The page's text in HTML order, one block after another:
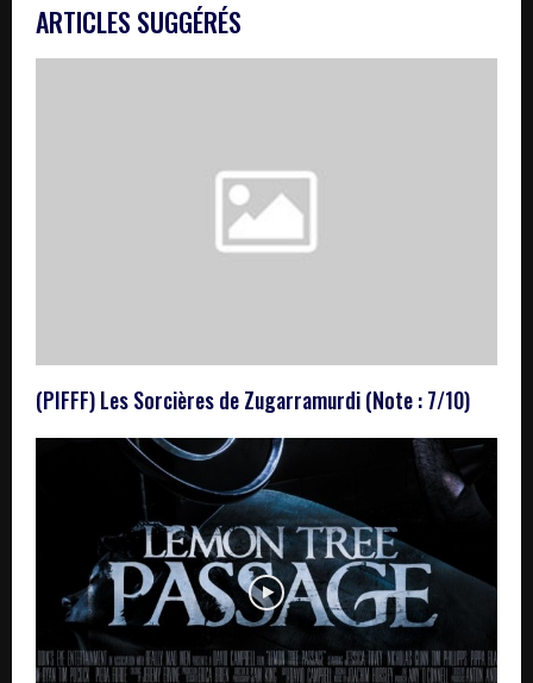
ARTICLES SUGGÉRÉS
(PIFFF) Les Sorcières de Zugarramurdi (Note : 7/10)